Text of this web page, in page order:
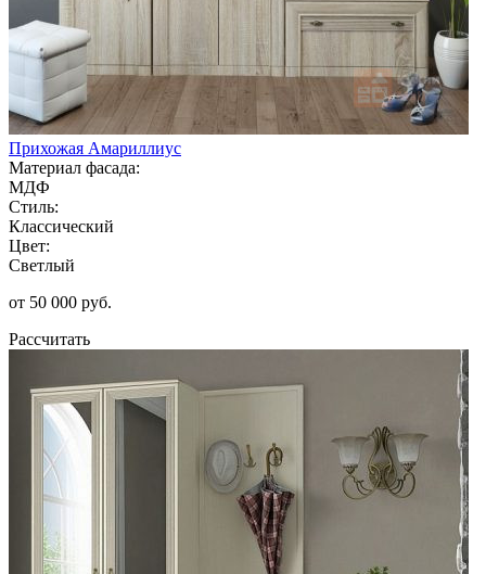
Прихожая Амариллиус
Материал фасада:
МДФ
Стиль:
Классический
Цвет:
Светлый
от 50 000 руб.
Рассчитать